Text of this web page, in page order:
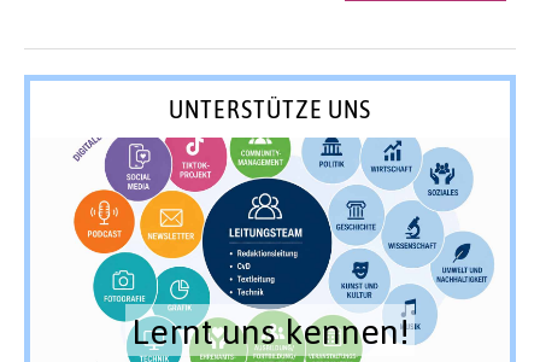
UNTERSTÜTZE UNS
Lernt uns kennen!